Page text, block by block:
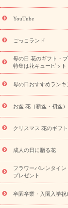
ら探す
お祝いの
念日
結婚祝い
寿祝い
プチギフト
お供え・お悔やみ
に贈る花
お供え
ワー
ペットのお
お祝い返し
お見
用
観葉植物 ミ
から探す
アレ
え・お悔やみ
ミディ胡蝶蘭・お
物
産直多肉植物
悔やみ
花とセッ
（hanamore -ハナ
トのeGfit
カラー
YouTube
ごっこランド
母の日 花のギフト・
特集は花キューピット
母の日おすすめランキ
お盆 花（新盆・初盆）
クリスマス 花のギフ
成人の日に贈る花
フラワーバレンタイン
プレゼント
卒園卒業・入園入学祝